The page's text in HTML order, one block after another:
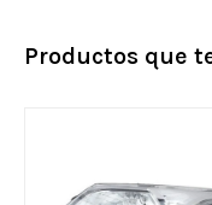
Productos que